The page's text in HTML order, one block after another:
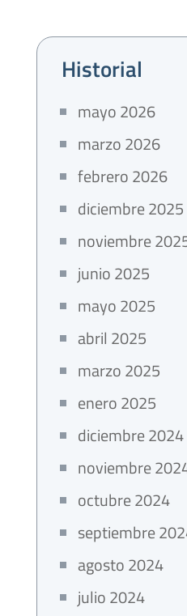
Historial
mayo 2026
marzo 2026
febrero 2026
diciembre 2025
noviembre
junio 2025
mayo 2025
abril 2025
marzo 2025
enero 2025
diciembre 2024
noviembre
octubre 2024
septiembre
agosto 2024
julio 2024